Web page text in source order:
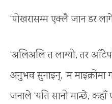
‘पोखरासम्म एक्लै जान डर
‘अलिअलि त लाग्यो, तर
अनुभव सुनाइन्, ‘म
जनाले ‘यति सानो मान्छे,